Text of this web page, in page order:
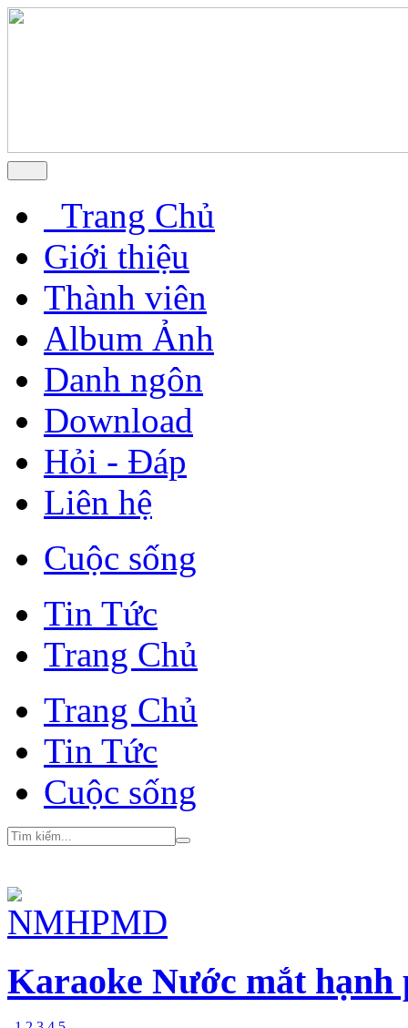
Trang Chủ
Giới thiệu
Thành viên
Album Ảnh
Danh ngôn
Download
Hỏi - Đáp
Liên hệ
Cuộc sống
Tin Tức
Trang Chủ
Trang Chủ
Tin Tức
Cuộc sống
Karaoke Nước mắt